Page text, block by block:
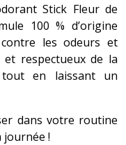
Stick Fleur de
100 % d’origine
les odeurs et
et respectueux de la
en laissant un
dans votre routine
!